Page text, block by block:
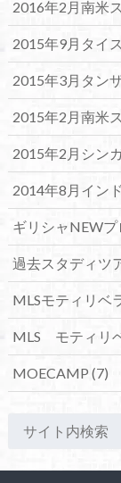
2016年2月南米
2015年9月タイ
2015年3月タン
2015年2月南米
2015年2月シン
2014年8月イン
ギリシャNEWプ
過去スタディツ
MLSモティリベ
MLS モティリ
MOECAMP (7)